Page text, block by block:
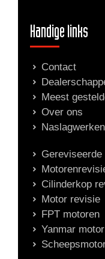
Handige links
Contact
Meest
Over ons
Naslagwerken
Gereviseerde
Cilinderkop
Motor revisie
FPT motoren
Yanmar motor